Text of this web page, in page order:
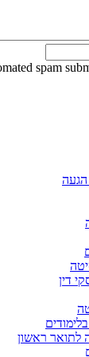
spam
הגעה
דין
לתואר ראשון